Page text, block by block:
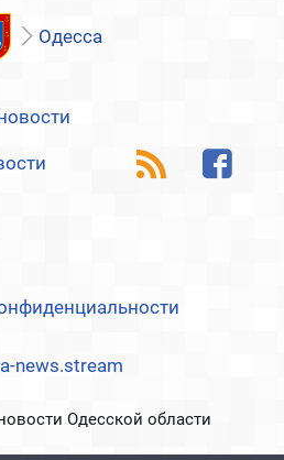
Одесса
news.stream
Одесской области